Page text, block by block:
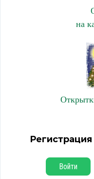
на
Регистрация
Войти